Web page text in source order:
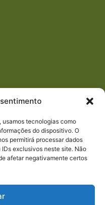
usamos tecnologias como
do dispositivo. O
permitirá processar dados
exclusivos neste site. Não
afetar negativamente certos